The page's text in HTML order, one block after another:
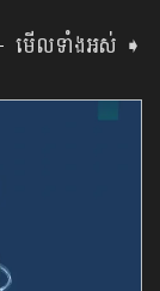
មើលទាំងអស់ ➧